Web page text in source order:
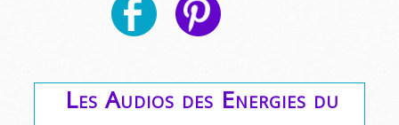
Les Audios des Energies du